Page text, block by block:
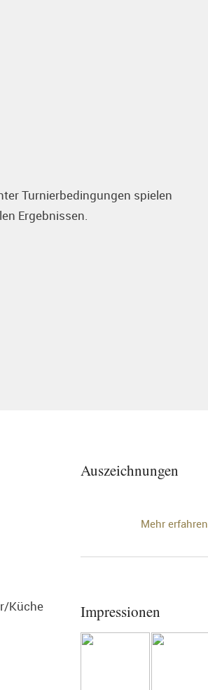
Turnierbedingungen spielen
Ergebnissen.
Küche
Auszeichnungen
Mehr erfahren
Impressionen